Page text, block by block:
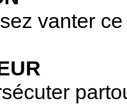
vanter